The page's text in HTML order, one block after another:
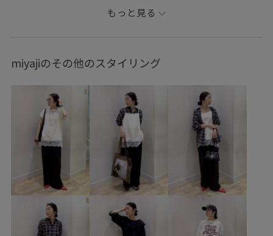
ノーマル
テーラードジャケット スカート
GDM86010 GIA16050 GIX36080
0318PRESS対象商品 26RPUVCARE 26SSRPgoods
26SSRPジャケット 26SSRPボトム 26SSRP羽織り
26SS_エアリーリネンライク 26SSエアリーリネンライク
dogmagazine Exclusive_GW
RP26SS_goods RP体型カバー きれいめ
もっと見る
miyajiのその他のスタイリング